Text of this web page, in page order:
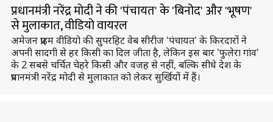
प्रधानमंत्री नरेंद्र मोदी ने की 'पंचायत' के 'बिनोद' और 'भूषण'
से मुलाकात, वीडियो वायरल
अमेजन प्राइम वीडियो की सुपरहिट वेब सीरीज 'पंचायत' के किरदारों ने
अपनी सादगी से हर किसी का दिल जीता है, लेकिन इस बार 'फुलेरा गांव'
के 2 सबसे चर्चित चेहरे किसी और वजह से नहीं, बल्कि सीधे देश के
प्रधानमंत्री नरेंद्र मोदी से मुलाकात को लेकर सुर्खियों में हैं।